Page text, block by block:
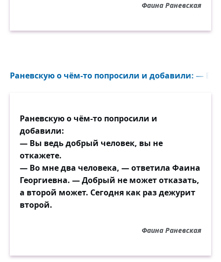
Фаина Раневская
Раневскую о чём-то попросили и добавили: — Вы
Раневскую о чём-то попросили и
добавили:
— Вы ведь добрый человек, вы не
откажете.
— Во мне два человека, — ответила Фаина
Георгиевна. — Добрый не может отказать,
а второй может. Сегодня как раз дежурит
второй.
Фаина Раневская